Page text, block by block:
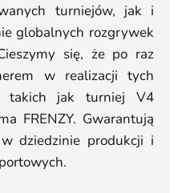
turniejów, jak i
globalnych rozgrywek
się, że po raz
w realizacji tych
takich jak turniej V4
FRENZY. Gwarantują
dziedzinie produkcji i